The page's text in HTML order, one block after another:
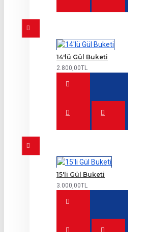
14'lü Gül Buketi
2.800,00TL
15'li Gül Buketi
3.000,00TL